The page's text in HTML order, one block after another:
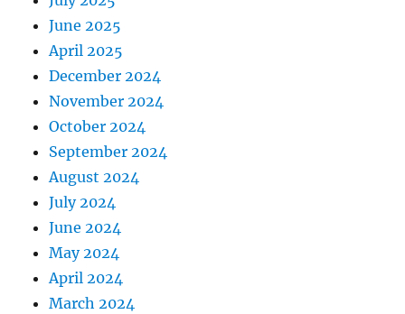
June 2025
April 2025
December 2024
November 2024
October 2024
September 2024
August 2024
July 2024
June 2024
May 2024
April 2024
March 2024